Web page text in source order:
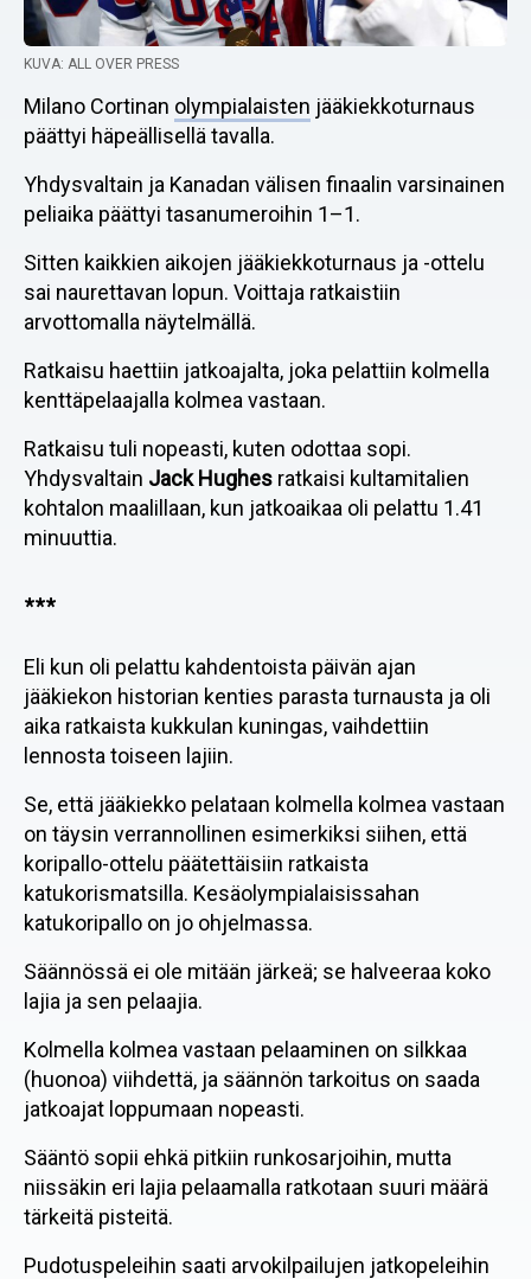
KUVA: ALL OVER PRESS
Milano Cortinan olympialaisten jääkiekkoturnaus
päättyi häpeällisellä tavalla.
Yhdysvaltain ja Kanadan välisen finaalin varsinainen
peliaika päättyi tasanumeroihin 1–1.
Sitten kaikkien aikojen jääkiekkoturnaus ja -ottelu
sai naurettavan lopun. Voittaja ratkaistiin
arvottomalla näytelmällä.
Ratkaisu haettiin jatkoajalta, joka pelattiin kolmella
kenttäpelaajalla kolmea vastaan.
Ratkaisu tuli nopeasti, kuten odottaa sopi.
Yhdysvaltain Jack Hughes ratkaisi kultamitalien
kohtalon maalillaan, kun jatkoaikaa oli pelattu 1.41
minuuttia.
***
Eli kun oli pelattu kahdentoista päivän ajan
jääkiekon historian kenties parasta turnausta ja oli
aika ratkaista kukkulan kuningas, vaihdettiin
lennosta toiseen lajiin.
Se, että jääkiekko pelataan kolmella kolmea vastaan
on täysin verrannollinen esimerkiksi siihen, että
koripallo-ottelu päätettäisiin ratkaista
katukorismatsilla. Kesäolympialaisissahan
katukoripallo on jo ohjelmassa.
Säännössä ei ole mitään järkeä; se halveeraa koko
lajia ja sen pelaajia.
Kolmella kolmea vastaan pelaaminen on silkkaa
(huonoa) viihdettä, ja säännön tarkoitus on saada
jatkoajat loppumaan nopeasti.
Sääntö sopii ehkä pitkiin runkosarjoihin, mutta
niissäkin eri lajia pelaamalla ratkotaan suuri määrä
tärkeitä pisteitä.
Pudotuspeleihin saati arvokilpailujen jatkopeleihin